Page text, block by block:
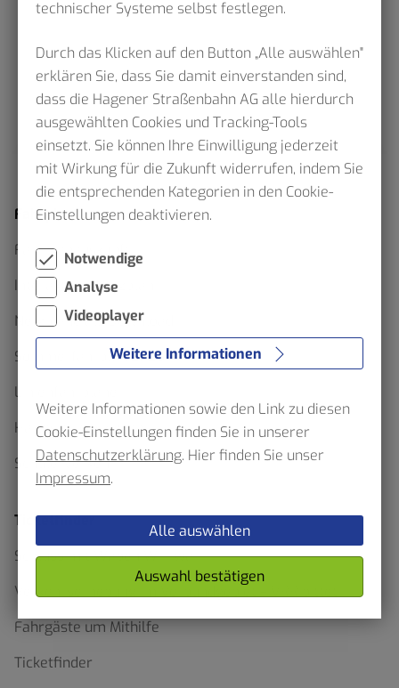
Fahrplan
Fahrplanauskunft
Interaktiver Netzplan
Netzpläne als Download
Sommerfahrplan 2026
Linienfahrpläne
Haltestellenskizzen
Schülerverkehr
Ticketfinder
Schluss mit Waben Wirrwarr
Verkehrserhebung im Verbundgebiet – VRR bittet
Fahrgäste um Mithilfe
Ticketfinder
technischer Systeme selbst festlegen.
Durch das Klicken auf den Button „Alle auswählen"
erklären Sie, dass Sie damit einverstanden sind,
dass die Hagener Straßenbahn AG alle hierdurch
ausgewählten Cookies und Tracking-Tools
einsetzt. Sie können Ihre Einwilligung jederzeit
mit Wirkung für die Zukunft widerrufen, indem Sie
die entsprechenden Kategorien in den Cookie-
Einstellungen deaktivieren.
Notwendige
Analyse
Videoplayer
Weitere Informationen
Weitere Informationen sowie den Link zu diesen
Cookie-Einstellungen finden Sie in unserer
Datenschutzerklärung. Hier finden Sie unser
Impressum.
Alle auswählen
Auswahl bestätigen